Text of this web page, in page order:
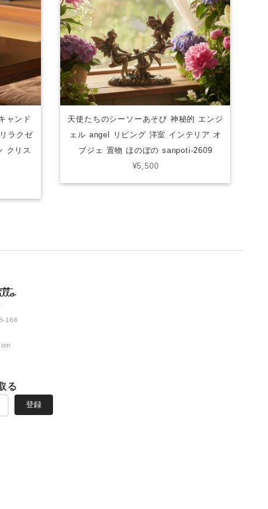
ャンド
ラクゼ
クリス
天使たちのシーソーあそび 神秘的 エンジ
ェル angel リビング 洋室 インテリア オ
ブジェ 置物 ほのぼの sanpoti-2609
¥5,500
166
る
登録